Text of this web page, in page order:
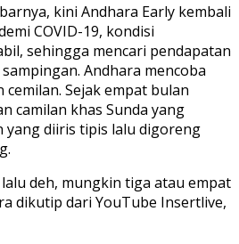
kini Andhara Early kembali
COVID-19, kondisi
sehingga mencari pendapatan
Andhara mencoba
Sejak empat bulan
camilan khas Sunda yang
diiris tipis lalu digoreng
deh, mungkin tiga atau empat
dikutip dari YouTube Insertlive,